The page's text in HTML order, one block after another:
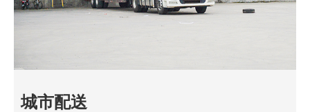
城市配送